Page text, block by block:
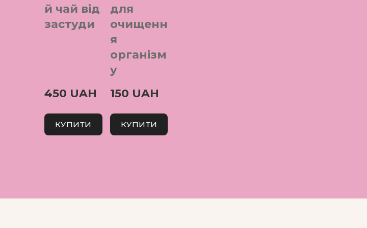
й чай від
застуди
450 UAH
КУПИТИ
для
очищенн
я
організм
у
150 UAH
КУПИТИ